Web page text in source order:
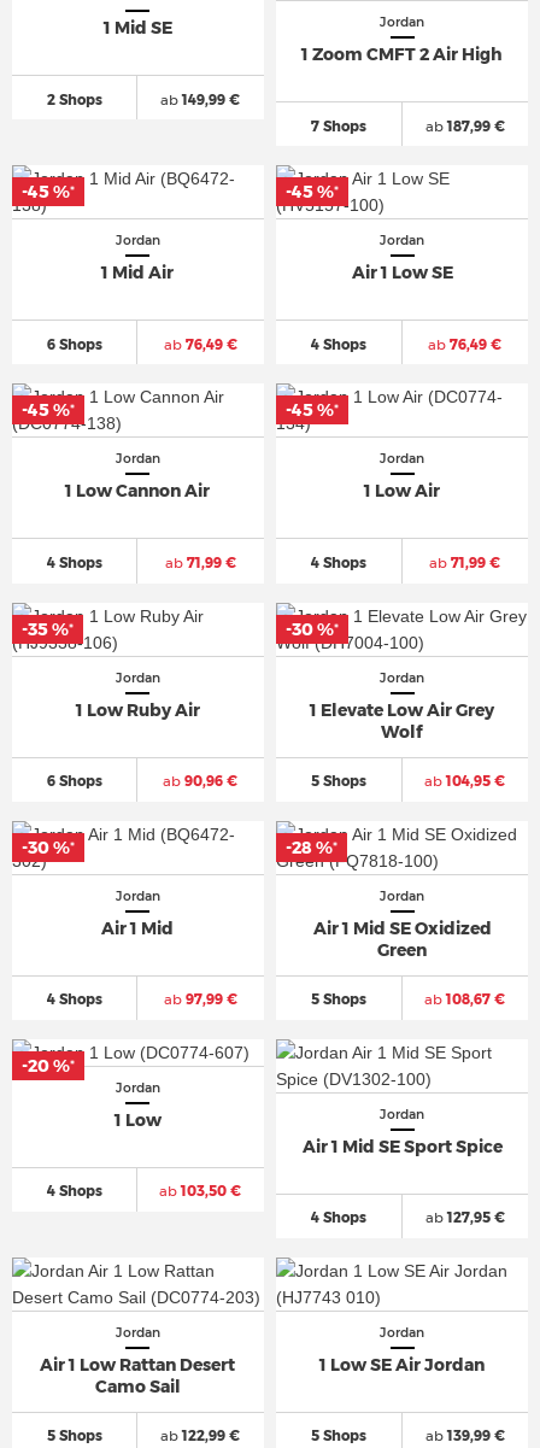
1 Mid SE
2 Shops ab149,99 €
Jordan
1 Zoom CMFT 2 Air High
7 Shops ab187,99 €
Jordan
1 Mid Air
6 Shops ab76,49 €
-45 %*
Jordan
Air 1 Low SE
4 Shops ab 76,49 €
-45 %*
Jordan
1 Low Cannon Air
4 Shops ab71,99 €
-45 %*
Jordan
1 Low Air
4 Shops ab 71,99 €
-45 %*
Jordan
1 Low Ruby Air
6 Shops ab 90,96 €
-35 %*
Jordan
1 Elevate Low Air Grey
Wolf
5 Shops ab104,95 €
-30 %*
Jordan
Air 1 Mid
4 Shops ab97,99 €
-30 %*
Jordan
Air 1 Mid SE Oxidized
Green
5 Shops ab108,67 €
-28 %*
Jordan
1 Low
4 Shops ab103,50 €
-20 %*
Jordan
Air 1 Mid SE Sport Spice
4 Shops ab127,95 €
Jordan
Air 1 Low Rattan Desert
Camo Sail
5 Shops ab122,99 €
Jordan
1 Low SE Air Jordan
5 Shops ab139,99 €